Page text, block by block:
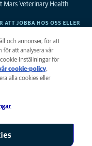
Mars Veterinary Health
ATT JOBBA HOS OSS ELLER
© 2026
och annonser, för att
för att analysera vår
inställningar för
cookie-policy(opens in a
new tab)
.
alla cookies eller